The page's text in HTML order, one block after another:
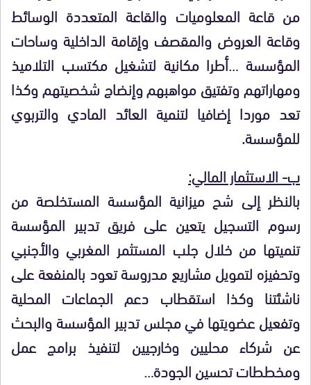
من قاعة المعلوميات والقاعة المتعددة الوسائط
وقاعة العروض والمقصف وإقامة الداخلية وساحات
المؤسسة …أطرا مكانية لتشغيل مكتسب التلاميذ
ومهاراتهم وتفتيق مواهبهم وإنضاج شخصيتهم وكذا
تعد موردا إضافيا لتنمية العائد المادي والتربوي
للمؤسسة.
ب- الاستثمار المالي:
بالنظر إلى شح ميزانية المؤسسة المستخلصة من
رسوم التسجيل يتعين على فريق تدبير المؤسسة
تنميتها من خلال جلب المستثمر المغربي والأجنبي
وتحفيزه لتمويل مشاريع مدروسة تعود بالمنفعة على
ناشئتنا وكذا استقطاب دعم الجماعات المحلية
وتفعيل عضويتها في مجلس تدبير المؤسسة والبحث
عن شركاء محليين وخارجيين لتنفيذ برامج عمل
ومخططات تحسين الجودة…